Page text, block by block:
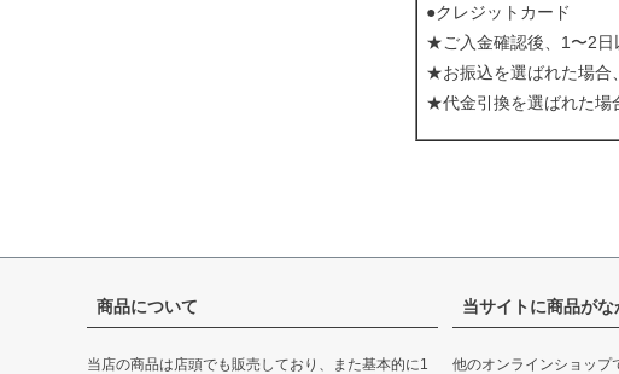
●クレジットカード
★ご入金確認後、1〜2日
★お振込を選ばれた場合
★代金引換を選ばれた場
商品について
当店の商品は店頭でも販売しており、また基本的に1
当サイトに商品がな
他のオンラインショップ